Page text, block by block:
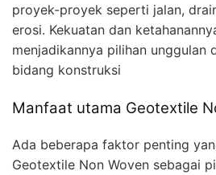
proyek-proyek seperti jalan,
erosi. Kekuatan dan
menjadikannya pilihan unggulan
bidang konstruksi
Manfaat utama Geotextile
Ada beberapa faktor penting
Geotextile Non Woven sebagai